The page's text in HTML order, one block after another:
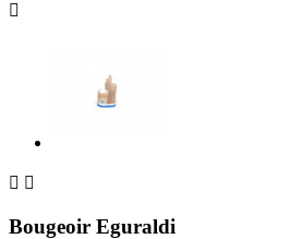

 
Bougeoir Eguraldi